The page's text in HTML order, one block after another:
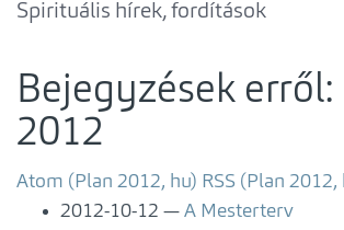
Spirituális hírek, fordítások
Bejegyzések erről:
2012
Atom (Plan 2012, hu) RSS (Plan 2012,
2012-10-12
A Mesterterv